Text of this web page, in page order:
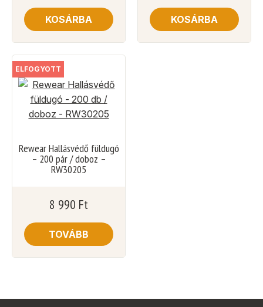
KOSÁRBA KOSÁRBA
ELFOGYOTT
Rewear Hallásvédő füldugó
– 200 pár / doboz –
RW30205
8 990 Ft
TOVÁBB